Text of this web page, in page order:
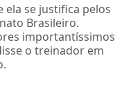
ela se justifica pelos
Brasileiro.
importantíssimos
o treinador em